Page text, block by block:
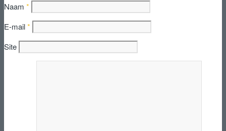
Naam *
E-mail*
Site